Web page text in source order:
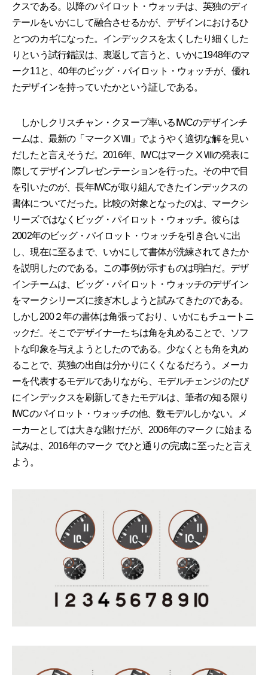
クスである。以降のパイロット・ウォッチは、英独のディ
テールをいかにして融合させるかが、デザインにおけるひ
とつのカギになった。インデックスを太くしたり細くした
りという試行錯誤は、裏返して言うと、いかに1948年のマ
ーク11と、40年のビッグ・パイロット・ウォッチが、優れ
たデザインを持っていたかという証しである。
しかしクリスチャン・クヌープ率いるIWCのデザインチ
ームは、最新の「マークⅩⅧ」でようやく適切な解を見い
だしたと言えそうだ。2016年、IWCはマークⅩⅧの発表に
際してデザインプレゼンテーションを行った。その中で目
を引いたのが、長年IWCが取り組んできたインデックスの
書体についてだった。比較の対象となったのは、マークシ
リーズではなくビッグ・パイロット・ウォッチ。彼らは
2002年のビッグ・パイロット・ウォッチを引き合いに出
し、現在に至るまで、いかにして書体が洗練されてきたか
を説明したのである。この事例が示すものは明白だ。デザ
インチームは、ビッグ・パイロット・ウォッチのデザイン
をマークシリーズに接ぎ木しようと試みてきたのである。
しかし200２年の書体は角張っており、いかにもチュートニ
ックだ。そこでデザイナーたちは角を丸めることで、ソフ
トな印象を与えようとしたのである。少なくとも角を丸め
ることで、英独の出自は分かりにくくなるだろう。メーカ
ーを代表するモデルでありながら、モデルチェンジのたび
にインデックスを刷新してきたモデルは、筆者の知る限り
IWCのパイロット・ウォッチの他、数モデルしかない。メ
ーカーとしては大きな賭けだが、2006年のマーク に始まる
試みは、2016年のマーク でひと通りの完成に至ったと言え
よう。